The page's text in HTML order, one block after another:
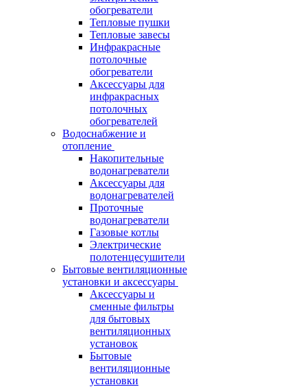
обогреватели
Тепловые пушки
Тепловые завесы
Инфракрасные
потолочные
обогреватели
Аксессуары для
инфракрасных
потолочных
обогревателей
Водоснабжение и
отопление
Накопительные
водонагреватели
Аксессуары для
водонагревателей
Проточные
водонагреватели
Газовые котлы
Электрические
полотенцесушители
Бытовые вентиляционные
установки и аксессуары
Аксессуары и
сменные фильтры
для бытовых
вентиляционных
установок
Бытовые
вентиляционные
установки